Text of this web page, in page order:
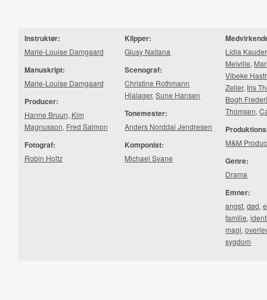
Instruktør:
Marie-Louise Damgaard
Manuskript:
Marie-Louise Damgaard
Producer:
Hanne Bruun, Kim
Magnusson, Fred Salmon
Fotograf:
Robin Holtz
Klipper:
Giusy Naitana
Scenograf:
Christine Rothmann
Hjalager,Sune Hansen
Tonemester:
Anders Norddal Jendresen
Komponist:
Michael Svane
Lidia
Melville,
Vibeke
Zeller, Iris
Bogh
Thomsen,
M&M
Genre:
Drama
Emner:
angst,død,
familie,
magi,
sygdom